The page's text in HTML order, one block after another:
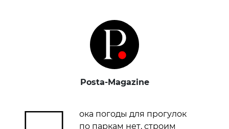
Posta-Magazine
ока погоды для прогулок
по паркам нет, строим